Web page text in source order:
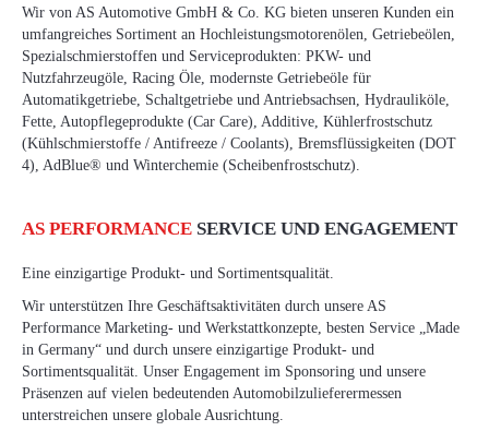
Wir von AS Automotive GmbH & Co. KG bieten unseren Kunden ein
umfangreiches Sortiment an Hochleistungsmotorenölen, Getriebeölen,
Spezialschmierstoffen und Serviceprodukten: PKW- und
Nutzfahrzeugöle, Racing Öle, modernste Getriebeöle für
Automatikgetriebe, Schaltgetriebe und Antriebsachsen, Hydrauliköle,
Fette, Autopflegeprodukte (Car Care), Additive, Kühlerfrostschutz
(Kühlschmierstoffe / Antifreeze / Coolants), Bremsflüssigkeiten (DOT
4), AdBlue® und Winterchemie (Scheibenfrostschutz).
AS PERFORMANCE SERVICE UND ENGAGEMENT
Eine einzigartige Produkt- und Sortimentsqualität.
Wir unterstützen Ihre Geschäftsaktivitäten durch unsere AS
Performance Marketing- und Werkstattkonzepte, besten Service „Made
in Germany“ und durch unsere einzigartige Produkt- und
Sortimentsqualität. Unser Engagement im Sponsoring und unsere
Präsenzen auf vielen bedeutenden Automobilzulieferermessen
unterstreichen unsere globale Ausrichtung.